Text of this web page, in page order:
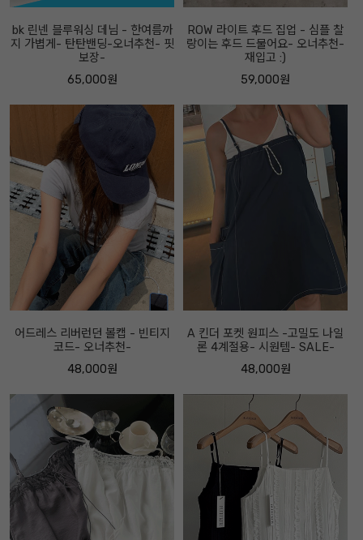
bk 린넨 블루워싱 데님 - 한여름까
지 가볍게- 탄탄밴딩-오너추천- 핏
보장-
65,000원
ROW 라이트 후드 집업 - 심플 찰
랑이는 후드 드물어요- 오너추천-
재입고 :)
59,000원
어드레스 리버런던 볼캡 - 빈티지
코드- 오너추천-
48,000원
A 킨더 포켓 원피스 -고밀도 나일
론 4계절용- 시원템- SALE-
48,000원